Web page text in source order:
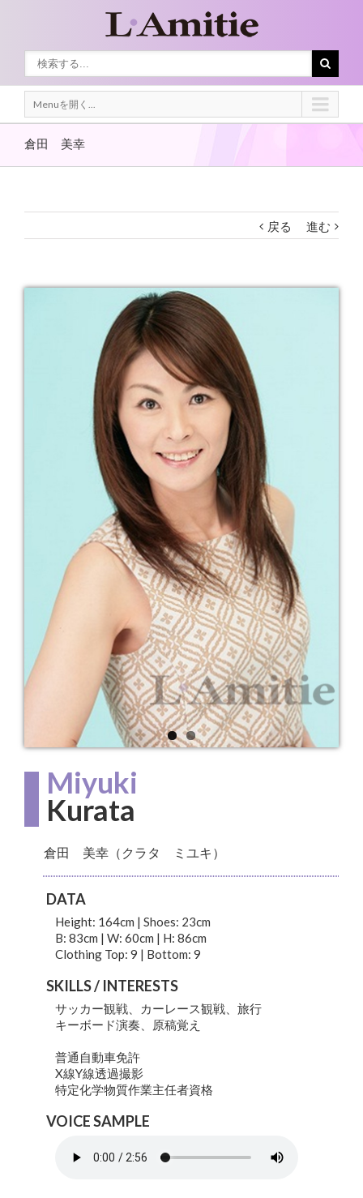
Menuを開く...
倉田 美幸
戻る 進む
Miyuki
Kurata
倉田 美幸（クラタ ミユキ）
DATA
Height: 164cm | Shoes: 23cm
B: 83cm | W: 60cm | H: 86cm
Clothing Top: 9 | Bottom: 9
SKILLS / INTERESTS
サッカー観戦、カーレース観戦、旅行
キーボード演奏、原稿覚え
普通自動車免許
X線Y線透過撮影
特定化学物質作業主任者資格
VOICE SAMPLE